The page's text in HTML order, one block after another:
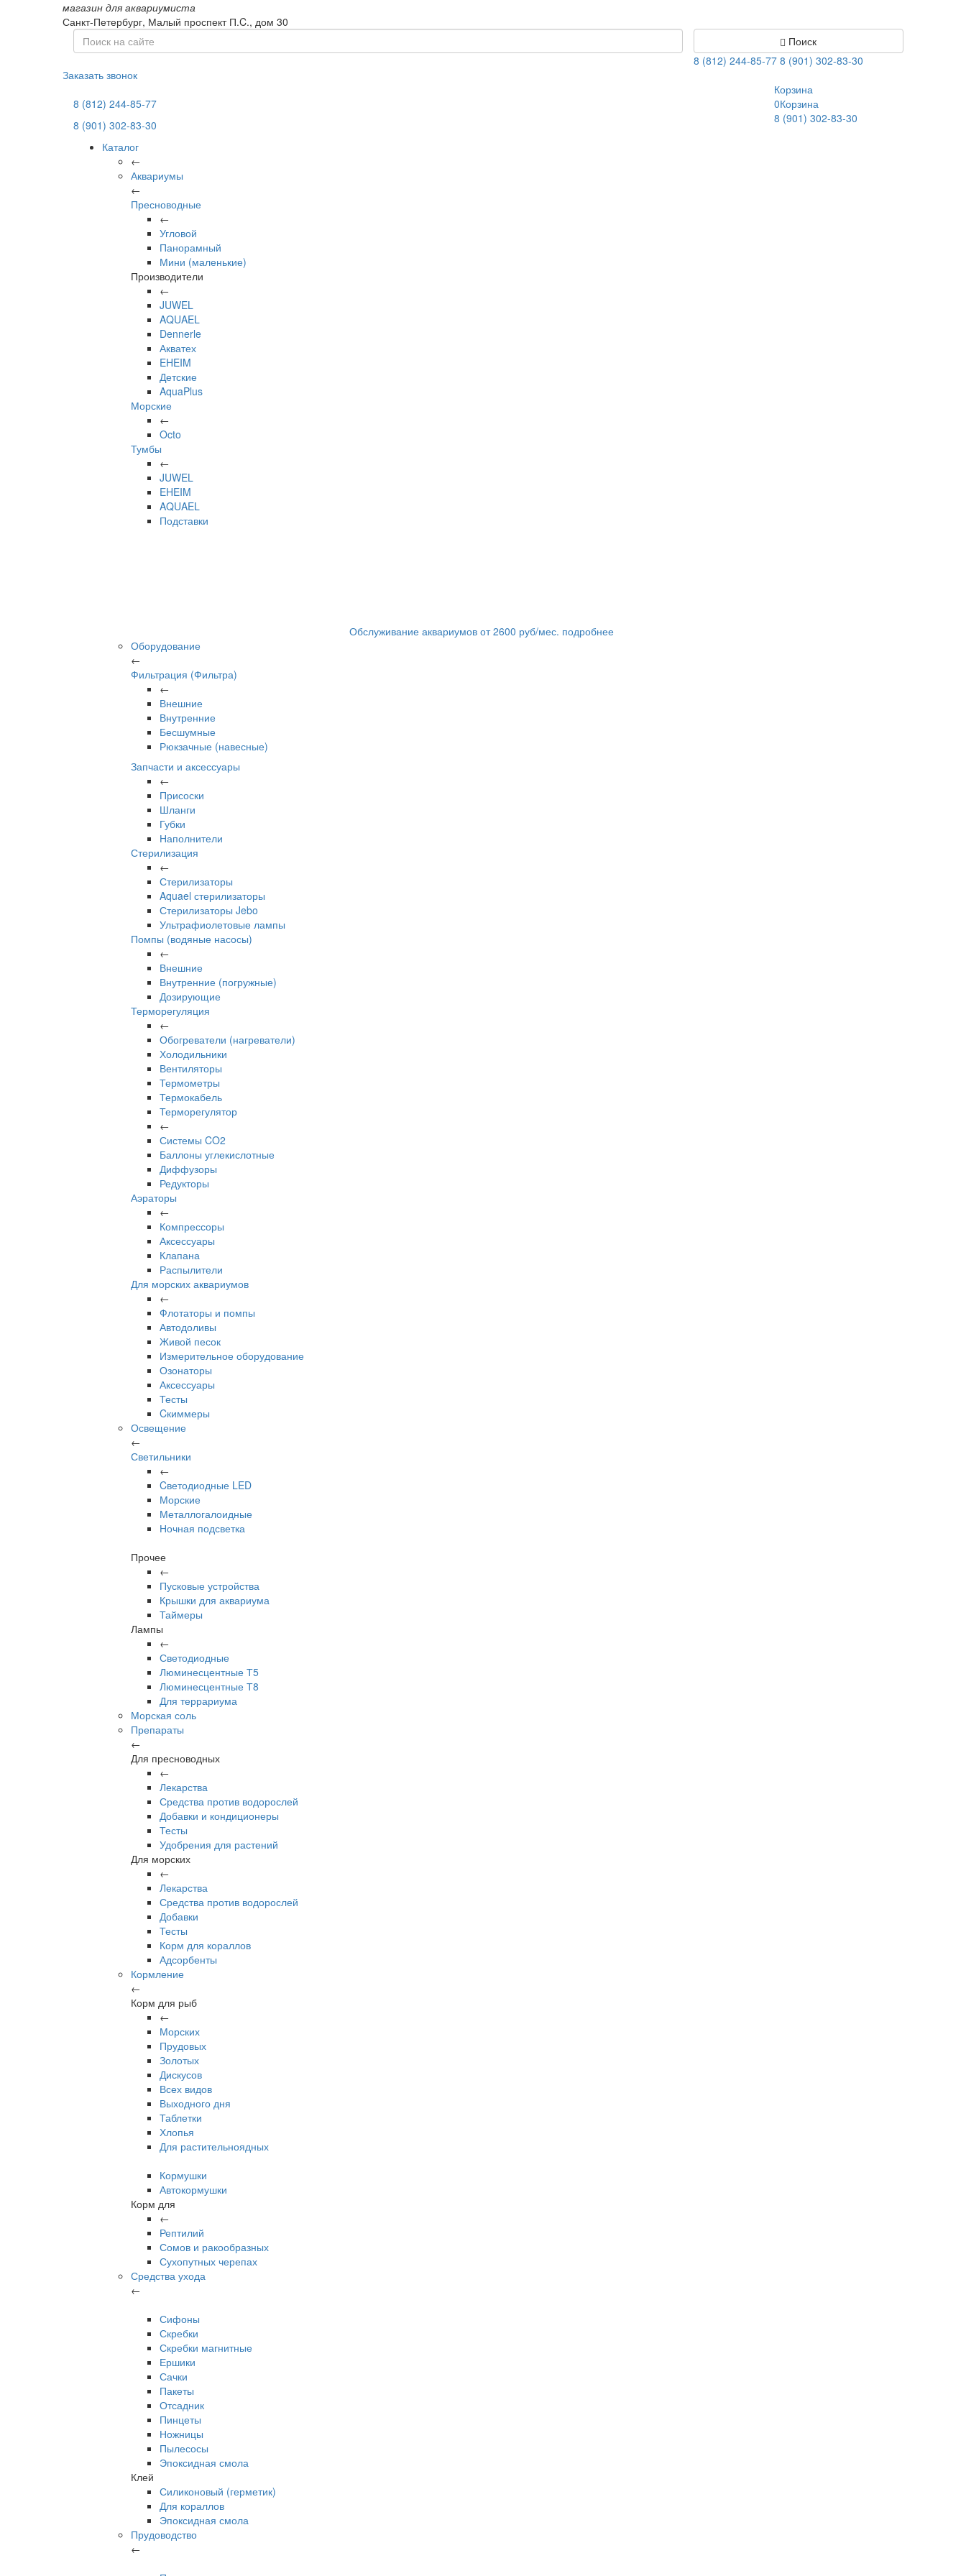
магазин для аквариумиста
Санкт-Петербург, Малый проспект П.C., дом 30
Поиск
8 (812) 244-85-77 8 (901) 302-83-30
Заказать звонок
8 (812) 244-85-77
8 (901) 302-83-30
Каталог
←
Аквариумы
←
Пресноводные
←
Угловой
Панорамный
Мини (маленькие)
Производители
←
JUWEL
AQUAEL
Dennerle
Акватех
EHEIM
Детские
AquaPlus
Морские
←
Octo
Тумбы
←
JUWEL
EHEIM
AQUAEL
Подставки
Обслуживание аквариумов от2600 руб/мес. подробнее
Оборудование
←
Фильтрация (Фильтра)
←
Внешние
Внутренние
Бесшумные
Рюкзачные (навесные)
Запчасти и аксессуары
←
Присоски
Шланги
Губки
Наполнители
Стерилизация
←
Стерилизаторы
Aquael стерилизаторы
Стерилизаторы Jebo
Ультрафиолетовые лампы
Помпы (водяные насосы)
←
Внешние
Внутренние (погружные)
Дозирующие
Терморегуляция
←
Обогреватели (нагреватели)
Холодильники
Вентиляторы
Термометры
Термокабель
Терморегулятор
←
Системы CO2
Баллоны углекислотные
Диффузоры
Редукторы
Аэраторы
←
Компрессоры
Аксессуары
Клапана
Распылители
Для морских аквариумов
←
Флотаторы и помпы
Автодоливы
Живой песок
Измерительное оборудование
Озонаторы
Аксессуары
Тесты
Cкиммеры
Освещение
←
Светильники
←
Cветодиодные LED
Морские
Металлогалоидные
Ночная подсветка
Прочее
←
Пусковые устройства
Крышки для аквариума
Таймеры
Лампы
←
Светодиодные
Люминесцентные Т5
Люминесцентные Т8
Для террариума
Морская соль
Препараты
←
Для пресноводных
←
Лекарства
Средства против водорослей
Добавки и кондиционеры
Тесты
Удобрения для растений
Для морских
←
Лекарства
Средства против водорослей
Добавки
Тесты
Корм для кораллов
Адсорбенты
Кормление
←
Корм для рыб
←
Морских
Прудовых
Золотых
Дискусов
Всех видов
Выходного дня
Таблетки
Хлопья
Для растительноядных
Кормушки
Автокормушки
Корм для
←
Рептилий
Сомов и ракообразных
Сухопутных черепах
Средства ухода
←
Сифоны
Скребки
Скребки магнитные
Ершики
Сачки
Пакеты
Отсадник
Пинцеты
Ножницы
Пылесосы
Эпоксидная смола
Клей
Силиконовый (герметик)
Для кораллов
Эпоксидная смола
Прудоводство
←
Корзина
0Корзина
8 (901) 302-83-30